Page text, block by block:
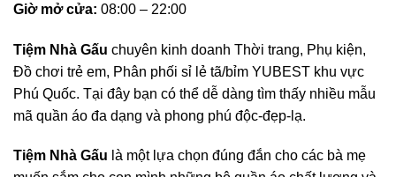
Giờ mở cửa: 08:00 – 22:00
Tiệm Nhà Gấu chuyên kinh doanh Thời trang, Phụ kiện,
Đồ chơi trẻ em, Phân phối sỉ lẻ tã/bỉm YUBEST khu vực
Phú Quốc. Tại đây bạn có thể dễ dàng tìm thấy nhiều mẫu
mã quần áo đa dạng và phong phú độc-đẹp-lạ.
Tiệm Nhà Gấu là một lựa chọn đúng đắn cho các bà mẹ